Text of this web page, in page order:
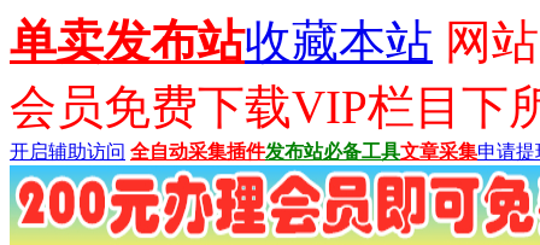
单卖发布站收藏本站 网
会员免费下载VIP栏目下
开启辅助访问 全自动采集插件发布站必备工具文章采集申请提